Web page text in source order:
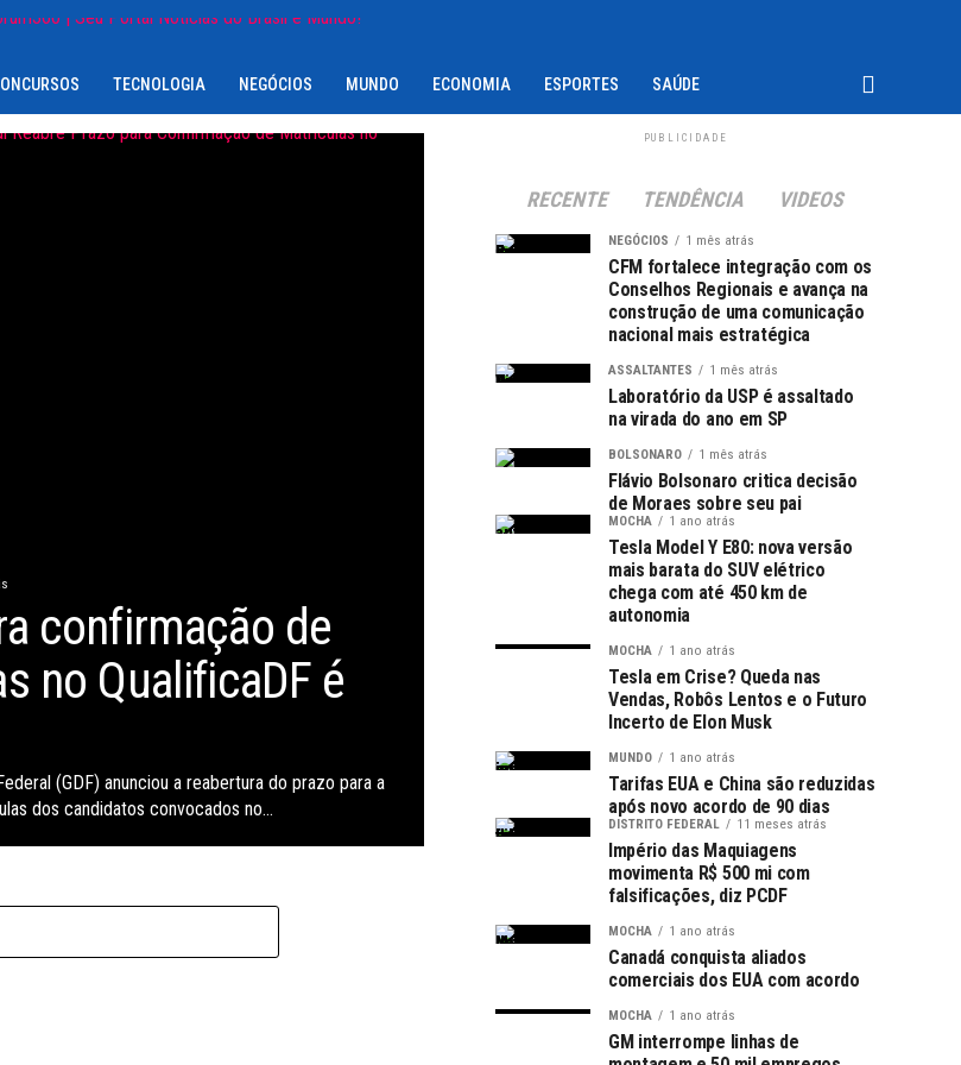
TECNOLOGIA NEGÓCIOS MUNDO ECONOMIA ESPORTES SAÚDE
confirmação de
no QualificaDF é
(GDF) anunciou a reabertura do prazo para a
dos candidatos convocados no...
PUBLICIDADE
RECENTE TENDÊNCIA VIDEOS
NEGÓCIOS 1 mês atrás
CFM fortalece integração com os
Conselhos Regionais e avança na
construção de uma comunicação
nacional mais estratégica
ASSALTANTES 1 mês atrás
Laboratório da USP é assaltado
na virada do ano em SP
BOLSONARO 1 mês atrás
Flávio Bolsonaro critica decisão
de Moraes sobre seu pai
MOCHA 1 ano atrás
Tesla Model Y E80: nova versão
mais barata do SUV elétrico
chega com até 450 km de
autonomia
MOCHA 1 ano atrás
Tesla em Crise? Queda nas
Vendas, Robôs Lentos e o Futuro
Incerto de Elon Musk
MUNDO 1 ano atrás
Tarifas EUA e China são reduzidas
após novo acordo de 90 dias
DISTRITO FEDERAL 11 meses atrás
Império das Maquiagens
movimenta R$ 500 mi com
falsificações, diz PCDF
MOCHA 1 ano atrás
Canadá conquista aliados
comerciais dos EUA com acordo
MOCHA 1 ano atrás
GM interrompe linhas de